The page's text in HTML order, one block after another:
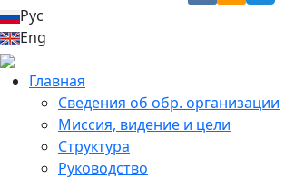
Рус
Eng
Главная
Сведения об обр. организации
Миссия, видение и цели
Структура
Руководство